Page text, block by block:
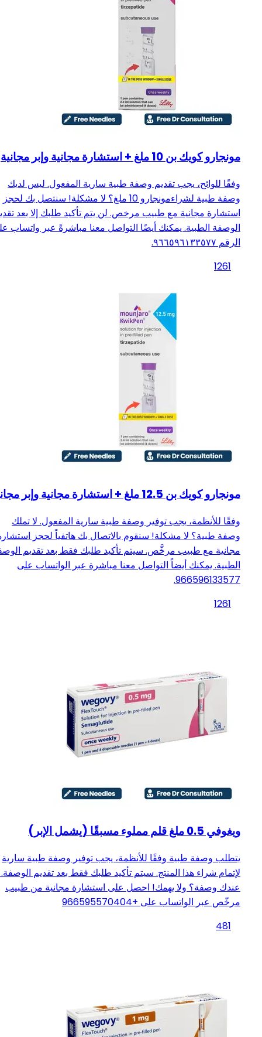
مونجارو كويك بن 10 ملغ + استشارة مجانية وإبر مجانية
وفقًا للوائح، يجب تقديم وصفة طبية سارية المفعول. ليس لديك
وصفة طبية لشراءمونجارو 10 ملغ؟ لا مشكلة! سنتصل بك لحجز
استشارة مجانية مع طبيب مرخص. لن يتم تأكيد طلبك إلا بعد
الوصفة الطبية. يمكنك أيضًا التواصل معنا مباشرةً عبر واتساب
الرقم ٩٦٦٥٩٦١٣٣٥٧٧.
1261
مونجارو كويك بن 12.5 ملغ + استشارة مجانية وإبر مجانية
وفقًا للأنظمة، يجب توفير وصفة طبية سارية المفعول. لا تملك
وصفة طبية؟ لا مشكلة! سنقوم بالاتصال بك هاتفياً لحجز
مجانية مع طبيب مرخَّص. سيتم تأكيد طلبك فقط بعد تقديم
الطبية. يمكنك أيضاً التواصل معنا مباشرة عبر الواتساب على
966596133577.
1261
ويغوفي 0.5 ملغ قلم مملوء مسبقًا (يشمل الإبر)
يتطلب وصفة طبية وفقًا للأنظمة، يجب توفير وصفة طبية سارية
لإتمام شراء هذا المنتج. سيتم تأكيد طلبك فقط بعد تقديم
عندك وصفة؟ ولا يهمك! احصل على استشارة مجانية من طبيب
مرخّص عبر الواتساب على +966595570404
481